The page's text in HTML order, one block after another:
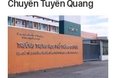
Chuyên Tuyên Quang